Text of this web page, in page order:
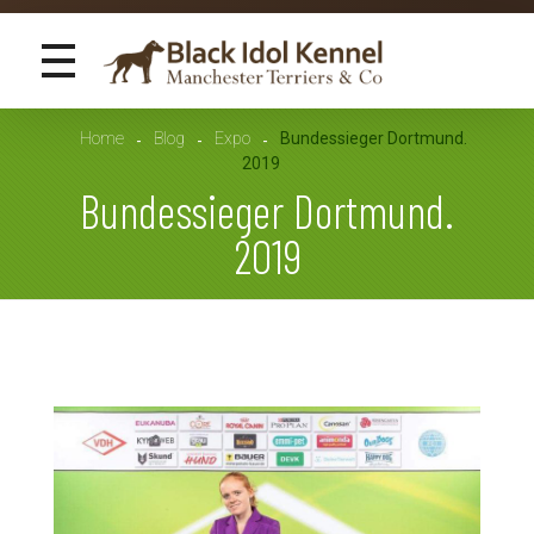
Home Blog Expo
Bundessieger Dortmund.
2019
Bundessieger Dortmund.
2019
u